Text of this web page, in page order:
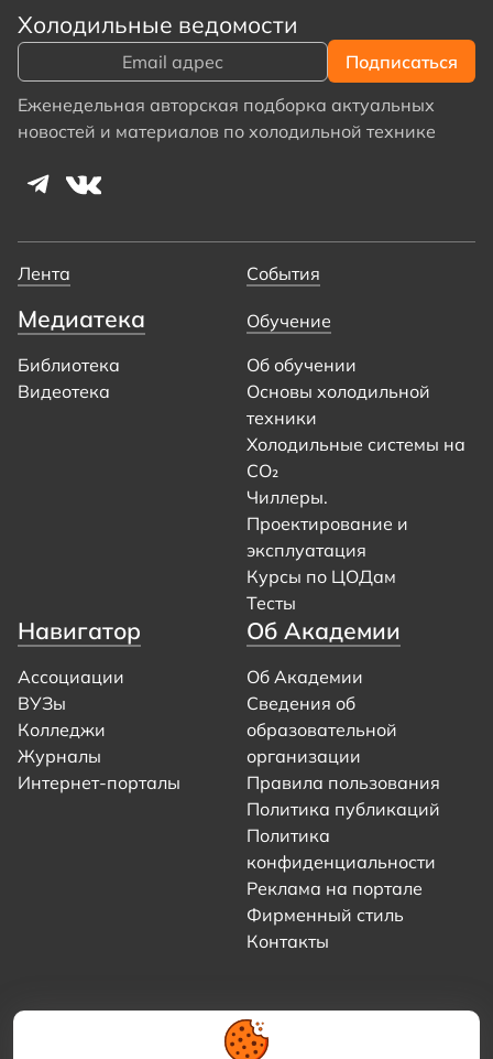
Холодильные ведомости
Еженедельная авторская подборка актуальных
новостей и материалов по холодильной технике
Лента События
Медиатека
Библиотека
Видеотека
Обучение
Об обучении
Основы холодильной
техники
Холодильные системы на
CO₂
Чиллеры.
Проектирование и
эксплуатация
Курсы по ЦОДам
Тесты
Навигатор
Ассоциации
ВУЗы
Колледжи
Журналы
Интернет-порталы
Об Академии
Об Академии
Сведения об
образовательной
организации
Правила пользования
Политика публикаций
Политика
конфиденциальности
Реклама на портале
Фирменный стиль
Контакты